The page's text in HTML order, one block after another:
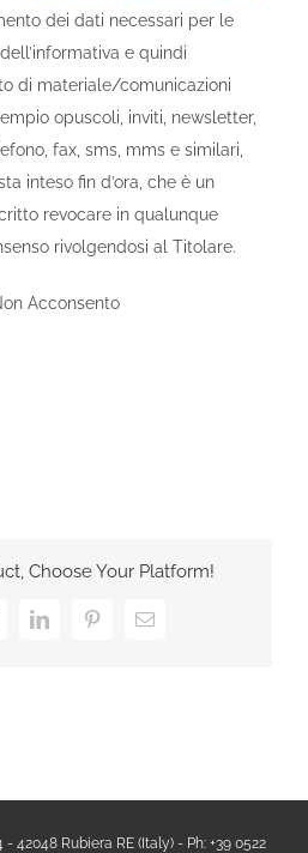
dei dati necessari per le
e quindi
di materiale/comunicazioni
opuscoli, inviti, newsletter,
fax, sms, mms e similari,
inteso fin d’ora, che è un
revocare in qualunque
rivolgendosi al Titolare.
Acconsento
Choose Your Platform!
LinkedInPinterestEmail
42048 Rubiera RE (Italy) - Ph: +39 0522